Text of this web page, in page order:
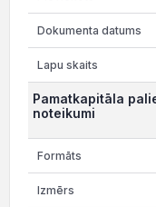
Pamatkapitāla
noteikumi